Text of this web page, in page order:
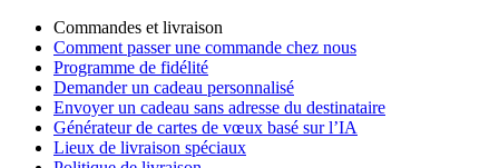
Commandes et livraison
Comment passer une commande chez nous
Programme de fidélité
Demander un cadeau personnalisé
Envoyer un cadeau sans adresse du destinataire
Générateur de cartes de vœux basé sur l’IA
Lieux de livraison spéciaux